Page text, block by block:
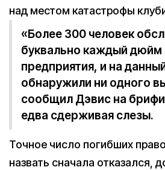
над местом катастрофы
«Более 300 человек
буквально каждый дюйм
предприятия, и на
обнаружили ни одного
сообщил Дэвис на
едва сдерживая слезы.
Точное число погибших
назвать сначала отказался,